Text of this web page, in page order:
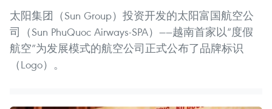
太阳集团（Sun Group）投资开发的太阳富国航空公
司（Sun PhuQuoc Airways-SPA）——越南首家以“度假
航空”为发展模式的航空公司正式公布了品牌标识
（Logo）。